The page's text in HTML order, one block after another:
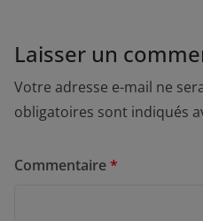
Laisser un
Votre adresse e-mail ne
obligatoires sont indiqués
Commentaire*